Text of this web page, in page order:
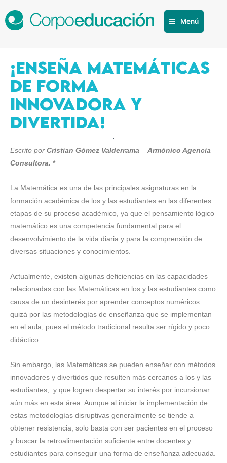
Menú
¡ENSEÑA MATEMÁTICAS
DE FORMA
INNOVADORA Y
DIVERTIDA!
Escrito por Cristian Gómez Valderrama – Armónico Agencia
Consultora. *
La Matemática es una de las principales asignaturas en la
formación académica de los y las estudiantes en las diferentes
etapas de su proceso académico, ya que el pensamiento lógico
matemático es una competencia fundamental para el
desenvolvimiento de la vida diaria y para la comprensión de
diversas situaciones y conocimientos.
Actualmente, existen algunas deficiencias en las capacidades
relacionadas con las Matemáticas en los y las estudiantes como
causa de un desinterés por aprender conceptos numéricos
quizá por las metodologías de enseñanza que se implementan
en el aula, pues el método tradicional resulta ser rígido y poco
didáctico.
Sin embargo, las Matemáticas se pueden enseñar con métodos
innovadores y divertidos que resulten más cercanos a los y las
estudiantes, y que logren despertar su interés por incursionar
aún más en esta área. Aunque al iniciar la implementación de
estas metodologías disruptivas generalmente se tiende a
obtener resistencia, solo basta con ser pacientes en el proceso
y buscar la retroalimentación suficiente entre docentes y
estudiantes para conseguir una forma de enseñanza adecuada.